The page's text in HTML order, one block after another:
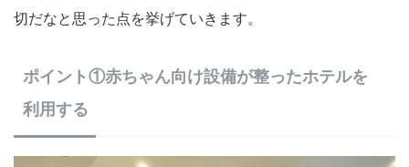
切だなと思った点を挙げていきます。
ポイント①赤ちゃん向け設備が整ったホテルを
利用する